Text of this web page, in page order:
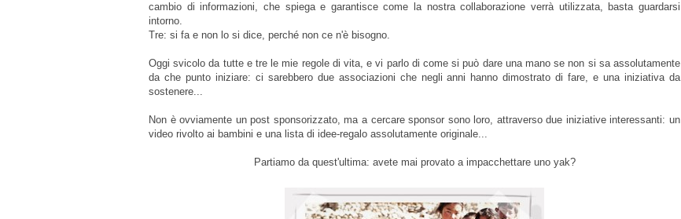
cambio di informazioni, che spiega e garantisce come la nostra collaborazione verrà utilizzata, basta guardarsi
intorno.
Tre: si fa e non lo si dice, perché non ce n'è bisogno.
Oggi svicolo da tutte e tre le mie regole di vita, e vi parlo di come si può dare una mano se non si sa assolutamente
da che punto iniziare: ci sarebbero due associazioni che negli anni hanno dimostrato di fare, e una iniziativa da
sostenere...
Non è ovviamente un post sponsorizzato, ma a cercare sponsor sono loro, attraverso due iniziative interessanti: un
video rivolto ai bambini e una lista di idee-regalo assolutamente originale...
Partiamo da quest'ultima: avete mai provato a impacchettare uno yak?